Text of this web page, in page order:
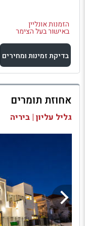
הזמנות אונליין
באישור בעל הצימר
בדיקת זמינות ומחירים
למתחם זה
בדיקת זמינות ומחירים
אחוזת תומרים
גליל עליון | ביריה